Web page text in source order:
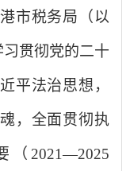
市税务局（以
贯彻党的二十
平法治思想，
，全面贯彻执
2021—2025